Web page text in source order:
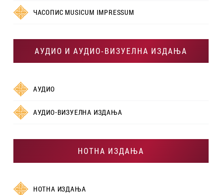
ЧАСОПИС MUSICUM IMPRESSUM
АУДИО И АУДИО-ВИЗУЕЛНА ИЗДАЊА
АУДИО
АУДИО-ВИЗУЕЛНА ИЗДАЊА
НОТНА ИЗДАЊА
НОТНА ИЗДАЊА